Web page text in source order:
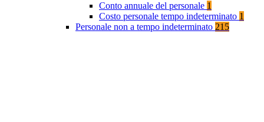
Conto annuale del personale 1
Costo personale tempo indeterminato 1
Personale non a tempo indeterminato 215